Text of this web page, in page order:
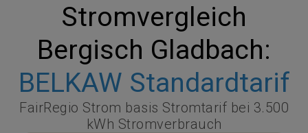
Stromvergleich
Bergisch Gladbach:
BELKAW Standardtarif
FairRegio Strom basis Stromtarif bei 3.500
kWh Stromverbrauch